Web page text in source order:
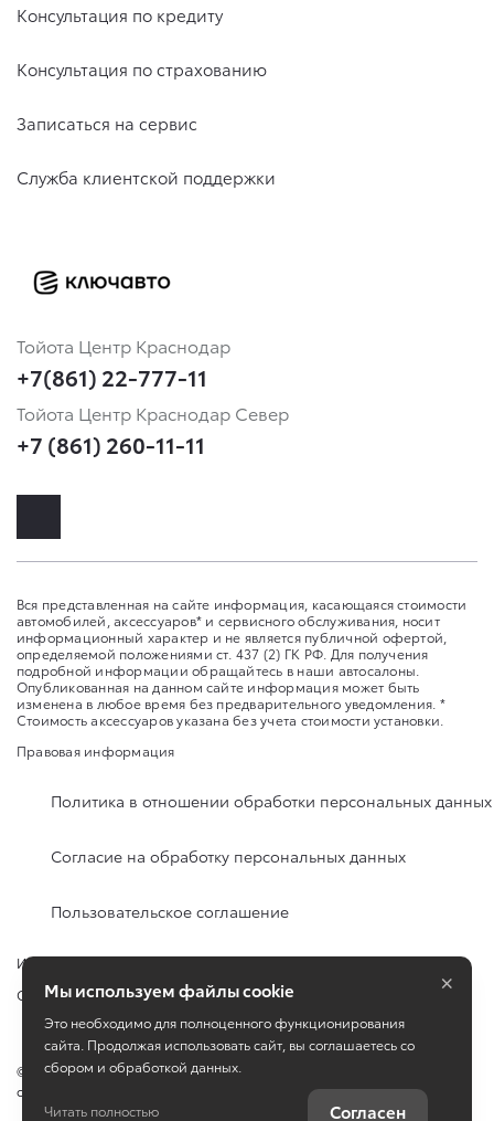
Консультация по кредиту
Консультация по страхованию
Записаться на сервис
Служба клиентской поддержки
Тойота Центр Краснодар
+7(861) 22-777-11
Тойота Центр Краснодар Север
+7 (861) 260-11-11
Вся представленная на сайте информация, касающаяся стоимости
автомобилей, аксессуаров* и сервисного обслуживания, носит
информационный характер и не является публичной офертой,
определяемой положениями ст. 437 (2) ГК РФ. Для получения
подробной информации обращайтесь в наши автосалоны.
Опубликованная на данном сайте информация может быть
изменена в любое время без предварительного уведомления. *
Стоимость аксессуаров указана без учета стоимости установки.
Правовая информация
Политика в отношении обработки персональных данных
Согласие на обработку персональных данных
Пользовательское соглашение
Изменить настройку cookies
Сбросить cookie
© 2026ООО «КЛЮЧАВТО» город Горячий Ключ, ул. Революции, д. 4,
офис 1
Мы используем файлы cookie
Это необходимо для полноценного функционирования
сайта. Продолжая использовать сайт, вы соглашаетесь со
сбором и обработкой данных.
Читать полностью Согласен
×